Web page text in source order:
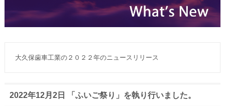
大久保歯車工業の２０２２年のニュースリリース
2022年12月2日 「ふいご祭り」を執り行いました。